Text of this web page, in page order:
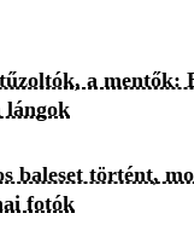
a mentők:
lángok
baleset történt,
fotók